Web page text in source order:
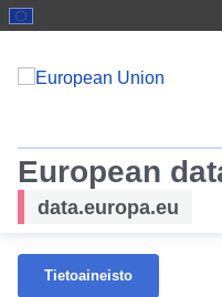
European
data.europa.eu
Tietoaineisto